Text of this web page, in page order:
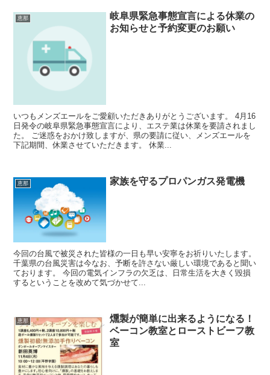
恵那
岐阜県緊急事態宣言による休業の
お知らせと予約変更のお願い
いつもメンズエールをご愛顧いただきありがとうございます。 4月16
日発令の岐阜県緊急事態宣言により、エステ業は休業を要請されまし
た。 ご迷惑をおかけ致しますが、県の要請に従い、メンズエールを
下記期間、休業させていただきます。 休業...
恵那 家族を守るプロパンガス発電機
今回の台風で被災された皆様の一日も早い安寧をお祈りいたします。
千葉県の台風災害は今なお、予断を許さない厳しい環境であると聞い
ております。 今回の電気インフラの欠乏は、日常生活を大きく毀損
するということを改めて気づかせて...
恵那
燻製が簡単に出来るようになる！
ベーコン教室とローストビーフ教
室